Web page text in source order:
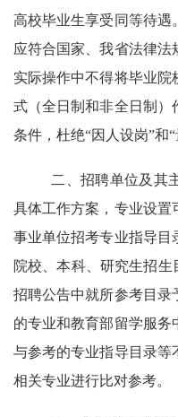
高校毕业生享受同等待遇。
应符合国家、我省法律法
实际操作中不得将毕业
式（全日制和非全日制）
条件，杜绝“因人设岗”和
二、招聘单位及其
具体工作方案 ， 专业设置
事业单位招考专业指导目
院校、本科、 研究生招生
招聘公告中就所参考目录
的专业和教育部留学服
与参考的专业指导目录等
相关专业进行比对参考。